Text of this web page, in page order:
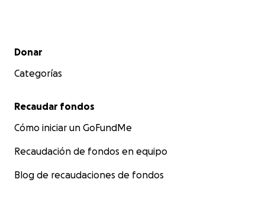
Menú secundario
Donar
Categorías
Recaudar fondos
Cómo iniciar un GoFundMe
Recaudación de fondos en equipo
Blog de recaudaciones de fondos